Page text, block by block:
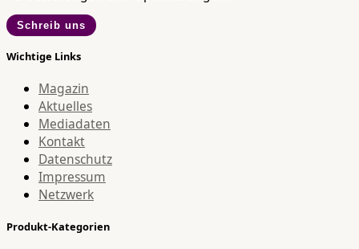
Schreib uns
Wichtige Links
Magazin
Aktuelles
Mediadaten
Kontakt
Datenschutz
Impressum
Netzwerk
Produkt-Kategorien